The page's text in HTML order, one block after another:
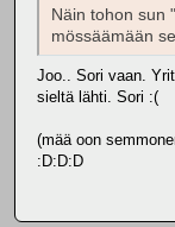
Näin tohon sun
mössäämään
Joo.. Sori vaan.
sieltä lähti. Sori :(
(mää oon
:D:D:D